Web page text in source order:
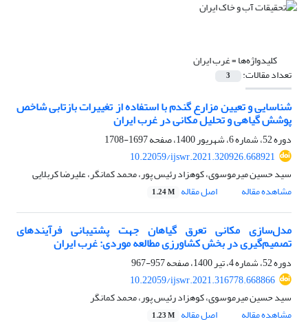
کلیدواژه‌ها =غرب ایران
تعداد مقالات: 3
شناسایی و تعیین مزارع گندم با استفاده از تغییرات بازتابی شاخص
پوشش گیاهی و تحلیل مکانی در غرب ایران
دوره 52، شماره 6، شهریور 1400، صفحه
1697-1708
10.22059/ijswr.2021.320926.668921
سید حسین میرموسوی، کوهزاد رئیس پور، محمد کمانگر، علیرضا کربلایی
مشاهده مقاله
اصل مقاله 1.24 M
مدل‌سازی مکانی تعرق گیاهان جهت پشتیبانی فرآیندهای
تصمیم‌گیری در بخش کشاورزی مطالعه موردی: غرب ایران
دوره 52، شماره 4، تیر 1400، صفحه
957-967
10.22059/ijswr.2021.316778.668866
سید حسین میرموسوی، کوهزاد رئیس پور، محمد کمانگر
مشاهده مقاله
اصل مقاله 1.23 M